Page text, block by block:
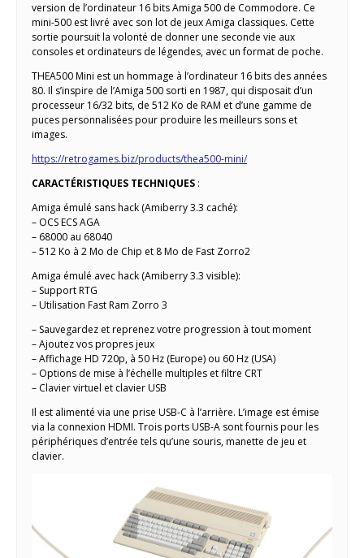
version de l’ordinateur 16 bits Amiga 500 de Commodore. Ce
mini-500 est livré avec son lot de jeux Amiga classiques. Cette
sortie poursuit la volonté de donner une seconde vie aux
consoles et ordinateurs de légendes, avec un format de poche.
THEA500 Mini est un hommage à l’ordinateur 16 bits des années
80. Il s’inspire de l’Amiga 500 sorti en 1987, qui disposait d’un
processeur 16/32 bits, de 512 Ko de RAM et d’une gamme de
puces personnalisées pour produire les meilleurs sons et
images.
https://retrogames.biz/products/thea500-mini/
CARACTÉRISTIQUES TECHNIQUES :
Amiga émulé sans hack (Amiberry 3.3 caché):
– OCS ECS AGA
– 68000 au 68040
– 512 Ko à 2 Mo de Chip et 8 Mo de Fast Zorro2
Amiga émulé avec hack (Amiberry 3.3 visible):
– Support RTG
– Utilisation Fast Ram Zorro 3
– Sauvegardez et reprenez votre progression à tout moment
– Ajoutez vos propres jeux
– Affichage HD 720p, à 50 Hz (Europe) ou 60 Hz (USA)
– Options de mise à l’échelle multiples et filtre CRT
– Clavier virtuel et clavier USB
Il est alimenté via une prise USB-C à l’arrière. L’image est émise
via la connexion HDMI. Trois ports USB-A sont fournis pour les
périphériques d’entrée tels qu’une souris, manette de jeu et
clavier.